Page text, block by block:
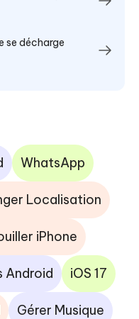
se décharge
WhatsApp
Localisation
iPhone
Android iOS 17
Gérer Musique